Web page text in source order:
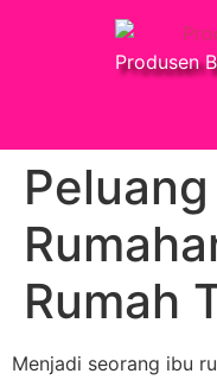
Produsen
Rumah
Menjadi seorang ibu